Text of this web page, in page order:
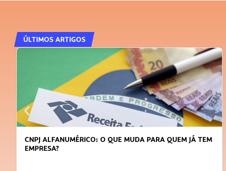
ÚLTIMOS ARTIGOS
CNPJ ALFANUMÉRICO: O QUE MUDA PARA QUEM JÁ TEM
EMPRESA?